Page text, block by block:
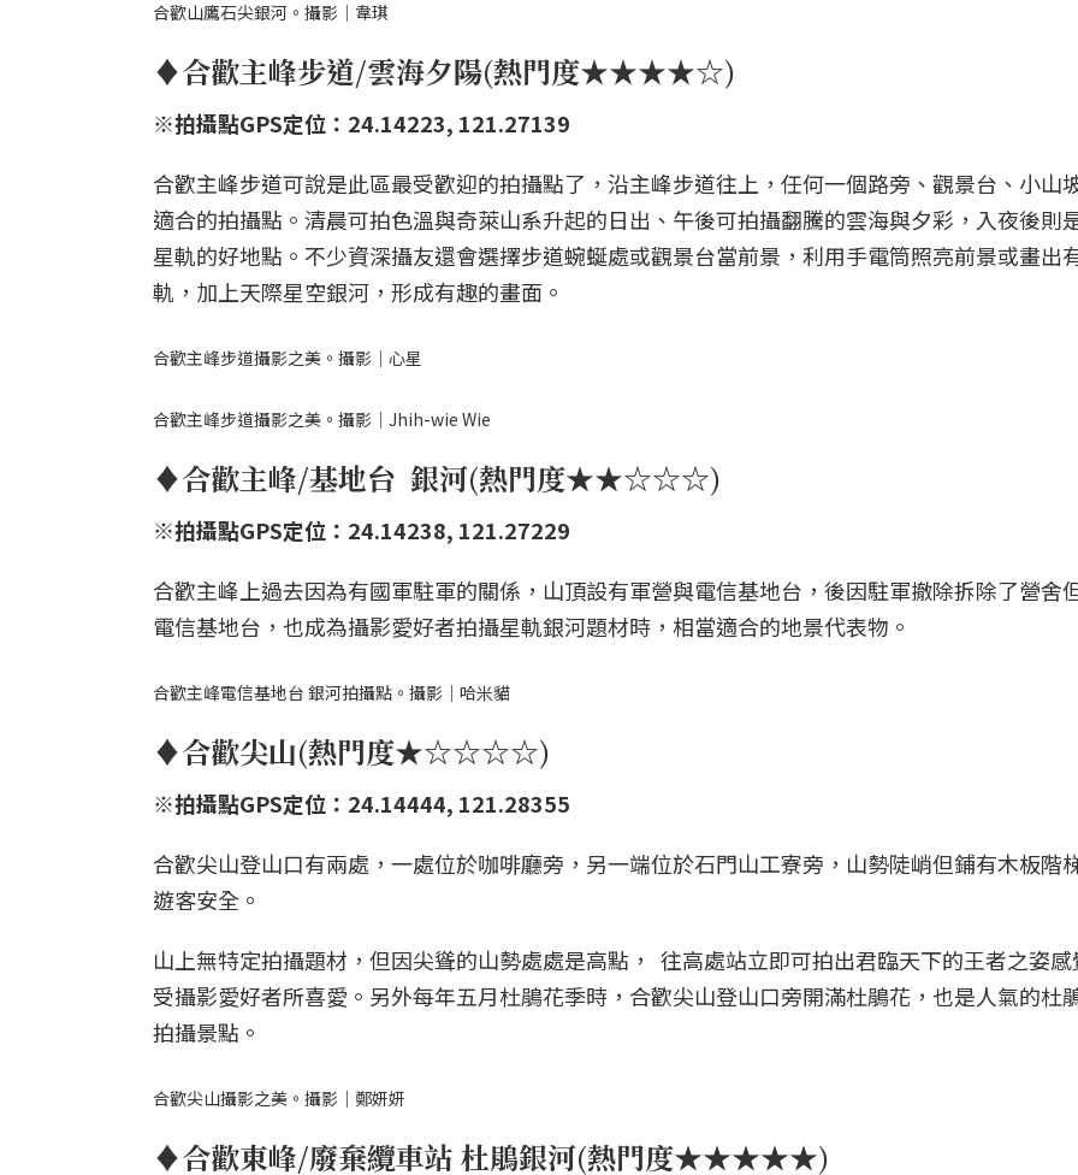
合歡山鷹石尖銀河。攝影｜韋琪
♦合歡主峰步道/雲海夕陽(熱門度★★★★☆)
※拍攝點GPS定位：24.14223, 121.27139
合歡主峰步道可說是此區最受歡迎的拍攝點了，沿主峰步道往上，任何一個路旁、觀景台、小山
適合的拍攝點。清晨可拍色溫與奇萊山系升起的日出、午後可拍攝翻騰的雲海與夕彩，入夜後則
星軌的好地點。不少資深攝友還會選擇步道蜿蜒處或觀景台當前景，利用手電筒照亮前景或畫出
軌，加上天際星空銀河，形成有趣的畫面。
合歡主峰步道攝影之美。攝影｜心星
合歡主峰步道攝影之美。攝影｜Jhih-wie Wie
♦合歡主峰/基地台 銀河(熱門度★★☆☆☆)
※拍攝點GPS定位：24.14238, 121.27229
合歡主峰上過去因為有國軍駐軍的關係，山頂設有軍營與電信基地台，後因駐軍撤除拆除了營舍
電信基地台，也成為攝影愛好者拍攝星軌銀河題材時，相當適合的地景代表物。
合歡主峰電信基地台 銀河拍攝點。攝影｜哈米貓
♦合歡尖山(熱門度★☆☆☆☆)
※拍攝點GPS定位：24.14444, 121.28355
合歡尖山登山口有兩處，一處位於咖啡廳旁，另一端位於石門山工寮旁，山勢陡峭但鋪有木板階
遊客安全。
山上無特定拍攝題材，但因尖聳的山勢處處是高點， 往高處站立即可拍出君臨天下的王者之姿
受攝影愛好者所喜愛。另外每年五月杜鵑花季時，合歡尖山登山口旁開滿杜鵑花，也是人氣的杜
拍攝景點。
合歡尖山攝影之美。攝影｜鄭妍妍
♦合歡東峰/廢棄纜車站 杜鵑銀河(熱門度★★★★★)